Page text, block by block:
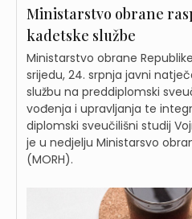
Ministarstvo obrane
kadetske službe
Ministarstvo obrane
srijedu, 24. srpnja javni
službu na preddiplomski
vođenja i upravljanja te
diplomski sveučilišni studij
je u nedjelju Ministarsvo
(MORH).